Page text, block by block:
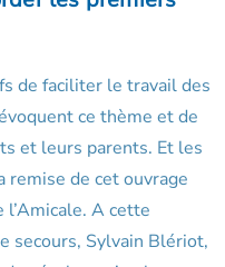
de faciliter le travail des
ce thème et de
et leurs parents. Et les
de cet ouvrage
A cette
secours, Sylvain Blériot,